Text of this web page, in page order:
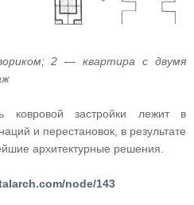
2 — квартира с двумя
ковровой застройки лежит в
и перестановок, в результате
архитектурные решения.
node/143